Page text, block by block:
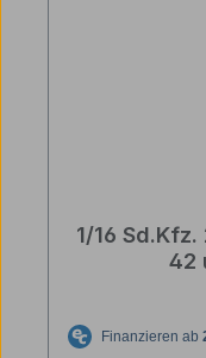
1/16
42